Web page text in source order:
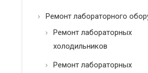
Ремонт лабораторного
Ремонт лабораторных
холодильников
Ремонт лабораторных